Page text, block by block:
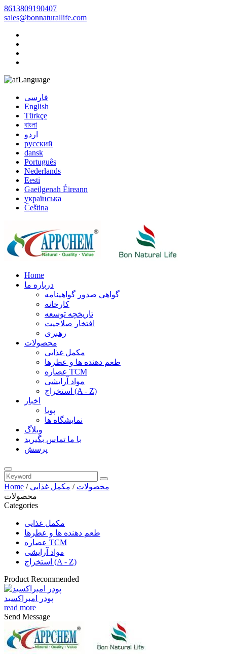
8613809190407
sales@bonnaturallife.com
Language
فارسی
English
Türkçe
বাংলা
اردو
русский
dansk
Português
Nederlands
Eesti
Gaeilgenah Éireann
українська
Čeština
Home
درباره ما
گواهی صدور گواهینامه
کارخانه
تاریخچه توسعه
افتخار صلاحیت
رهبری
محصولات
مکمل غذایی
طعم دهنده ها و عطرها
عصاره TCM
مواد آرایشی
استخراج (A - Z)
اخبار
پویا
نمایشگاه ها
وبلاگ
با ما تماس بگیرید
پرسش
Home / محصولات / مکمل غذایی
محصولات
Categories
مکمل غذایی
طعم دهنده ها و عطرها
عصاره TCM
مواد آرایشی
استخراج (A - Z)
Product Recommended
پودر امبراکسید
read more
Send Message